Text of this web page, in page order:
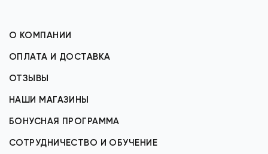
О КОМПАНИИ
ОПЛАТА И ДОСТАВКА
ОТЗЫВЫ
НАШИ МАГАЗИНЫ
БОНУСНАЯ ПРОГРАММА
СОТРУДНИЧЕСТВО И ОБУЧЕНИЕ